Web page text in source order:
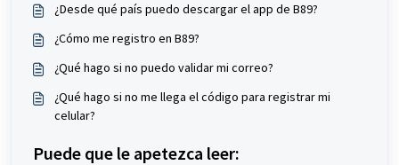
¿Desde qué país puedo descargar el app de B89?
¿Cómo me registro en B89?
¿Qué hago si no puedo validar mi correo?
¿Qué hago si no me llega el código para registrar mi
celular?
Puede que le apetezca leer: